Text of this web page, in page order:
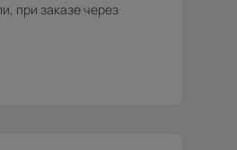
при заказе через